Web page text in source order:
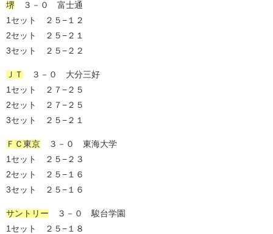
堺 ３－０ 富士通
1セット ２５−１２
2セット ２５−２１
3セット ２５−２２
ＪＴ
３－０ 大分三好
1セット ２７−２５
2セット ２７−２５
3セット ２５−２１
ＦＣ東京 ３－０ 東海大学
1セット ２５−２３
2セット ２５−１６
3セット ２５−１６
サントリー ３－０ 駿台学園
1セット ２５−１８